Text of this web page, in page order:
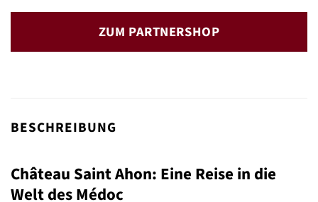
ZUM PARTNERSHOP
BESCHREIBUNG
Château Saint Ahon: Eine Reise in die
Welt des Médoc